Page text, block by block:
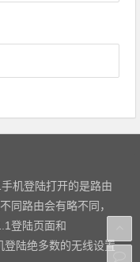
机登陆打开的是路由
同路由会有略不同，
登陆页面和
陆绝多数的无线设置